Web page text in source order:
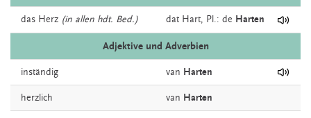
das Herz (in allen hdt. Bed.) dat Hart, Pl.: de Harten
Adjektive und Adverbien
inständig van Harten
herzlich van Harten